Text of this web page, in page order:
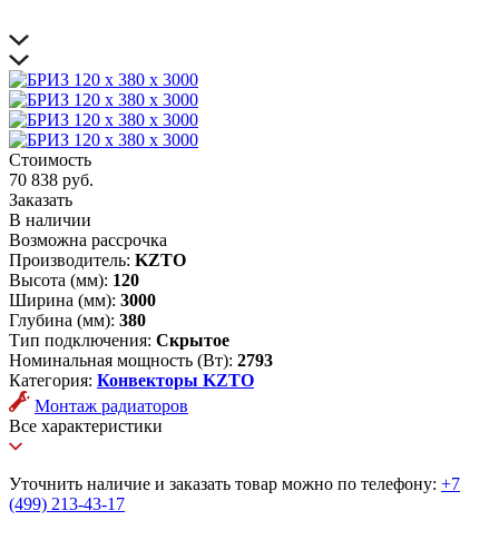
Стоимость
70 838 руб.
Заказать
В наличии
Возможна рассрочка
Производитель: KZTO
Высота (мм): 120
Ширина (мм): 3000
Глубина (мм): 380
Тип подключения: Скрытое
Номинальная мощность (Вт): 2793
Категория: Конвекторы KZTO
Монтаж радиаторов
Все характеристики
Уточнить наличие и заказать товар можно по телефону: +7
(499) 213-43-17